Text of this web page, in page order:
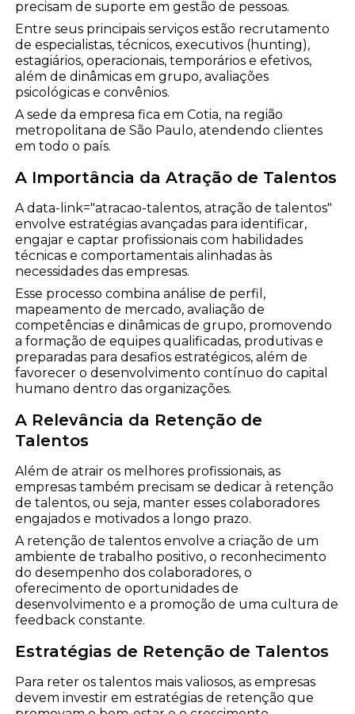
precisam de suporte em gestão de pessoas.
Entre seus principais serviços estão recrutamento
de especialistas, técnicos, executivos (hunting),
estagiários, operacionais, temporários e efetivos,
além de dinâmicas em grupo, avaliações
psicológicas e convênios.
A sede da empresa fica em Cotia, na região
metropolitana de São Paulo, atendendo clientes
em todo o país.
A Importância da Atração de Talentos
A data-link="atracao-talentos, atração de talentos"
envolve estratégias avançadas para identificar,
engajar e captar profissionais com habilidades
técnicas e comportamentais alinhadas às
necessidades das empresas.
Esse processo combina análise de perfil,
mapeamento de mercado, avaliação de
competências e dinâmicas de grupo, promovendo
a formação de equipes qualificadas, produtivas e
preparadas para desafios estratégicos, além de
favorecer o desenvolvimento contínuo do capital
humano dentro das organizações.
A Relevância da Retenção de
Talentos
Além de atrair os melhores profissionais, as
empresas também precisam se dedicar à retenção
de talentos, ou seja, manter esses colaboradores
engajados e motivados a longo prazo.
A retenção de talentos envolve a criação de um
ambiente de trabalho positivo, o reconhecimento
do desempenho dos colaboradores, o
oferecimento de oportunidades de
desenvolvimento e a promoção de uma cultura de
feedback constante.
Estratégias de Retenção de Talentos
Para reter os talentos mais valiosos, as empresas
devem investir em estratégias de retenção que